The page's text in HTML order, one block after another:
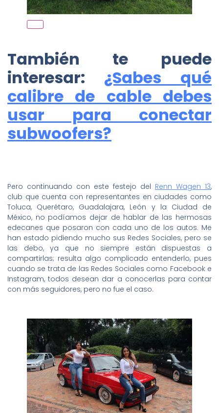
También te puede
interesar: ¿Sabes qué
calibre de cable debes
usar para conectar
subwoofers?
Pero continuando con este festejo del Renn Wagen 13,
club que cuenta con representantes en ciudades como
Toluca, Querétaro, Guadalajara, León y la Ciudad de
México, no podíamos dejar de hablar de las hermosas
edecanes que posaron con cada uno de los autos. Me
han estado pidiendo mucho sus Redes Sociales, pero se
las debo, ya que no siempre están dispuestas a
compartirlas; resulta algo complicado entenderlo, pues
cuando se trata de las Redes Sociales como Facebook e
Instagram, todos desean dar a conocerlas para contar
con más seguidores, pero no fue el caso.